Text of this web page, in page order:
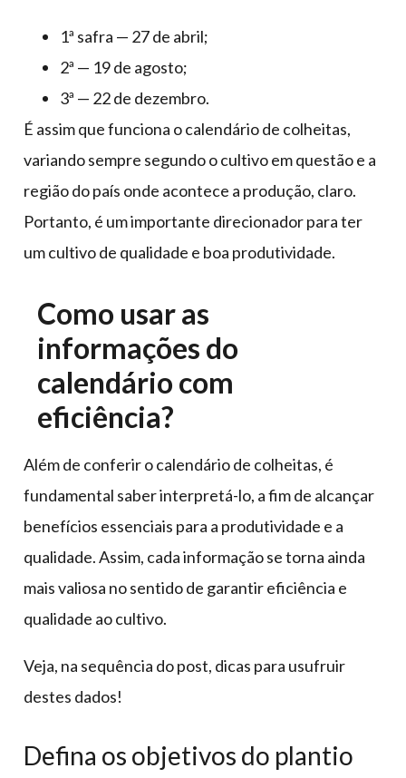
1ª safra — 27 de abril;
2ª — 19 de agosto;
3ª — 22 de dezembro.
É assim que funciona o calendário de colheitas,
variando sempre segundo o cultivo em questão e a
região do país onde acontece a produção, claro.
Portanto, é um importante direcionador para ter
um cultivo de qualidade e boa produtividade.
Como usar as
informações do
calendário com
eficiência?
Além de conferir o calendário de colheitas, é
fundamental saber interpretá-lo, a fim de alcançar
benefícios essenciais para a produtividade e a
qualidade. Assim, cada informação se torna ainda
mais valiosa no sentido de garantir eficiência e
qualidade ao cultivo.
Veja, na sequência do post, dicas para usufruir
destes dados!
Defina os objetivos do plantio